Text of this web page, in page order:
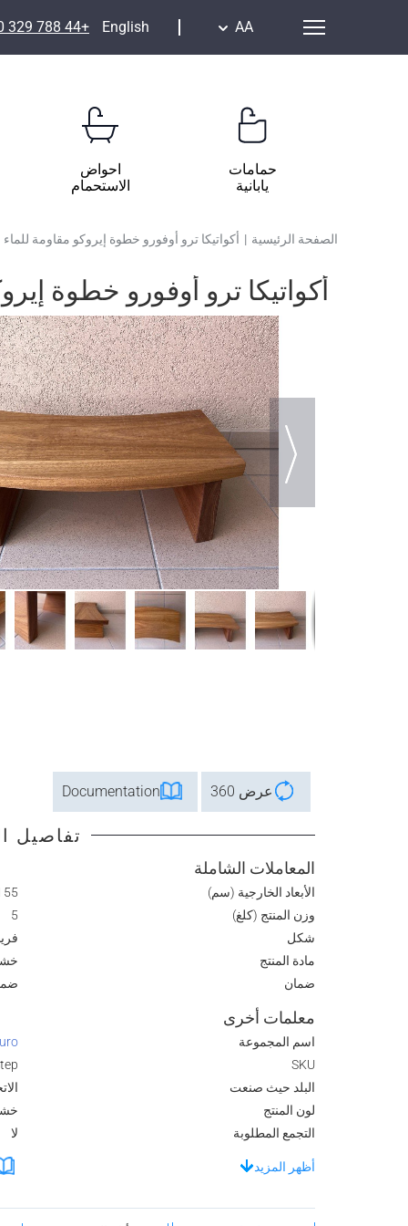
AA
English
+44 788 329 7070
حمامات
يابانية
احواض
الاستحمام
الصفحة الرئيسية | أكواتيكا ترو أوفورو خطوة إيروكو مقاومة للماء
أكواتيكا ترو أوفورو خطوة
عرض 360 Documentation
تفاصيل
المعاملات الشاملة
الأبعاد الخارجية (سم)
55 L x 30.6 W x 17.5 H
وزن المنتج (كلغ)
5
شكل
مادة المنتج
ضمان
معلمات أخرى
اسم المجموعة
SKU
البلد حيث صنعت
لون المنتج
التجمع المطلوبة
لا
أظهر المزيد